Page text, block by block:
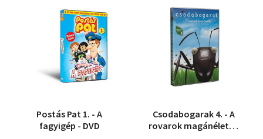
Postás Pat 1. - A
fagyigép - DVD
Csodabogarak 4. - A
rovarok magánélete -